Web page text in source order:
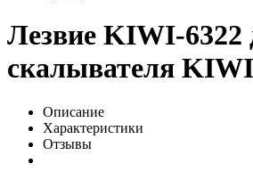
Лезвие KIWI-6322
скалывателя
Описание
Характеристики
Отзывы